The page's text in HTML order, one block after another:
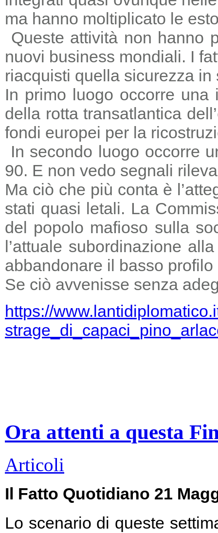
ma hanno moltiplicato le
Queste attività non hanno
nuovi business mondiali. I
riacquisti quella sicurezza
In primo luogo occorre
della rotta transatlantica
fondi europei per la
In secondo luogo occorre
90. E non vedo segnali
Ma ciò che più conta è
stati quasi letali. La
del popolo mafioso sulla
l’attuale subordinazione
abbandonare il basso
Se ciò avvenisse senza
https://
Ora attenti a questa
Articoli
Il Fatto Quotidiano 21
Lo scenario di queste